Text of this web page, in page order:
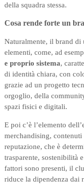
della squadra stessa.
Cosa rende forte un
Naturalmente, il brand
elementi, come, ad
e proprio sistema,
di identità chiara, con
grazie ad un progetto
orgoglio, della
spazi fisici e digitali.
E poi c’è l’elemento
merchandising,
reputazione, che è
trasparente, sostenibilità
fattori sono presenti, il
riduce la dipendenza dai